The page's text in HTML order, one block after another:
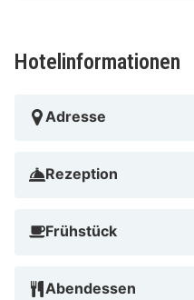
Hotelinformationen
Adresse
Rezeption
Frühstück
Abendessen